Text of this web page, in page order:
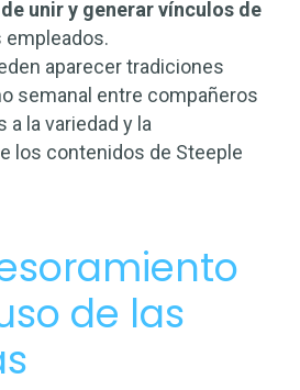
unir y generar vínculos de
empleados.
aparecer tradiciones
semanal entre compañeros
a la variedad y la
los contenidos de Steeple
de las